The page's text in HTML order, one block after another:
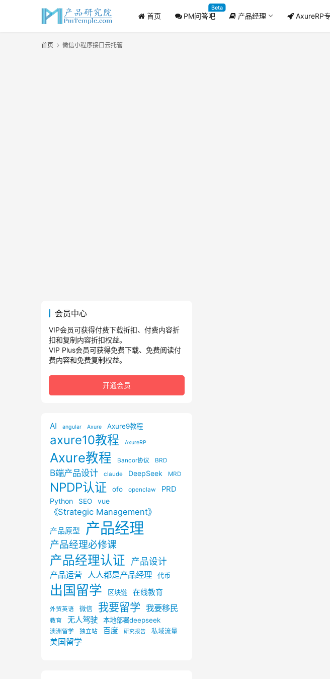
首页 PM问答吧
Beta
产品经理 AxureRP
首页 微信小程序接口云托管
会员中心
VIP会员可获得付费下载折扣、付费内容折
扣和复制内容折扣权益。
VIP Plus会员可获得免费下载、免费阅读付
费内容和免费复制权益。
开通会员
AI angular Axure Axure9教程
axure10教程 AxureRP
Axure教程 Bancor协议 BRD
B端产品设计 claude DeepSeek MRD
NPDP认证 ofo openclaw PRD
Python SEO vue
《Strategic Management》
产品原型 产品经理
产品经理必修课
产品经理认证 产品设计
产品运营 人人都是产品经理 代币
出国留学 区块链 在线教育
外贸英语 微信 我要留学 我要移民
教育 无人驾驶 本地部署deepseek
澳洲留学 独立站 百度 研究报告 私域流量
美国留学